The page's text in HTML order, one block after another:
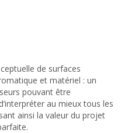
de surfaces
et matériel : un
pouvant être
au mieux tous les
ainsi la valeur du projet